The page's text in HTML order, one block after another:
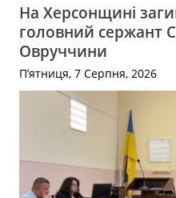
На Херсонщині
головний сержант
Овруччини
П’ятниця, 7 Серпня, 2026